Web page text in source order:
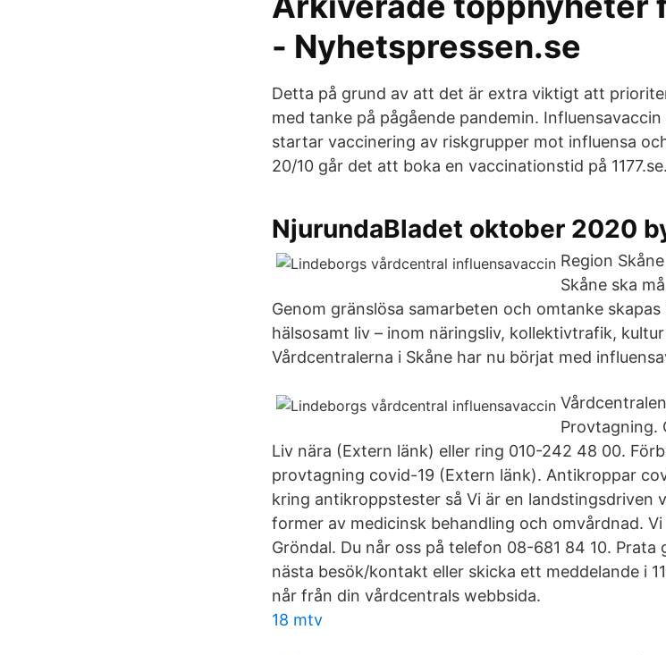
- Nyhetspressen.se
Detta på grund av att det är extra viktigt att
med tanke på pågående pandemin.
startar vaccinering av riskgrupper mot influensa
20/10 går det att boka en vaccinationstid på 1177.se.
NjurundaBladet oktober 2020
Region
Skåne ska
Genom gränslösa samarbeten och omtanke
hälsosamt liv – inom näringsliv, kollektivtrafik,
Vårdcentralerna i Skåne har nu börjat med
Provtagning.
Liv nära (Extern länk) eller ring 010-242 48 00.
provtagning covid-19 (Extern länk). Antikroppar
kring antikroppstester så Vi är en landstingsdriven
former av medicinsk behandling och omvårdnad.
Gröndal. Du når oss på telefon 08-681 84 10.
nästa besök/kontakt eller skicka ett meddelande i
når från din vårdcentrals webbsida.
18 mtv